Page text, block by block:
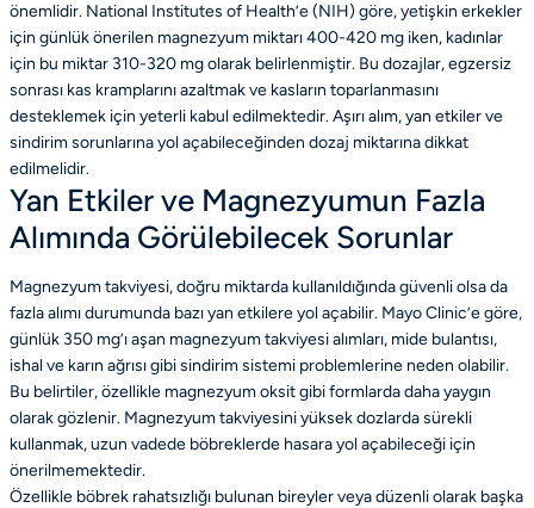
önemlidir. National Institutes of Health’e (NIH) göre, yetişkin erkekler
için günlük önerilen magnezyum miktarı 400-420 mg iken, kadınlar
için bu miktar 310-320 mg olarak belirlenmiştir. Bu dozajlar, egzersiz
sonrası kas kramplarını azaltmak ve kasların toparlanmasını
desteklemek için yeterli kabul edilmektedir. Aşırı alım, yan etkiler ve
sindirim sorunlarına yol açabileceğinden dozaj miktarına dikkat
edilmelidir.
Yan Etkiler ve Magnezyumun Fazla
Alımında Görülebilecek Sorunlar
Magnezyum takviyesi, doğru miktarda kullanıldığında güvenli olsa da
fazla alımı durumunda bazı yan etkilere yol açabilir. Mayo Clinic’e göre,
günlük 350 mg’ı aşan magnezyum takviyesi alımları, mide bulantısı,
ishal ve karın ağrısı gibi sindirim sistemi problemlerine neden olabilir.
Bu belirtiler, özellikle magnezyum oksit gibi formlarda daha yaygın
olarak gözlenir. Magnezyum takviyesini yüksek dozlarda sürekli
kullanmak, uzun vadede böbreklerde hasara yol açabileceği için
önerilmemektedir.
Özellikle böbrek rahatsızlığı bulunan bireyler veya düzenli olarak başka